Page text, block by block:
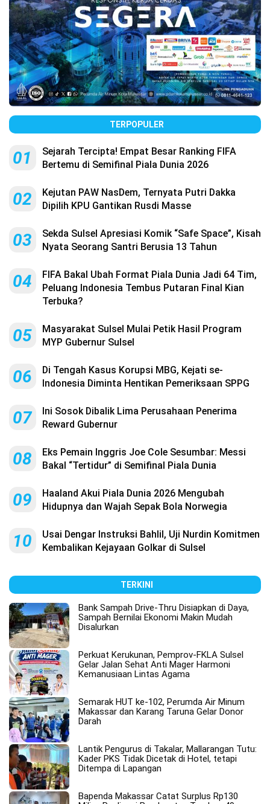
TERPOPULER
01
Sejarah Tercipta! Empat Besar Ranking FIFA
Bertemu di Semifinal Piala Dunia 2026
02
Kejutan PAW NasDem, Ternyata Putri Dakka
Dipilih KPU Gantikan Rusdi Masse
03
Sekda Sulsel Apresiasi Komik “Safe Space”, Kisah
Nyata Seorang Santri Berusia 13 Tahun
04
FIFA Bakal Ubah Format Piala Dunia Jadi 64 Tim,
Peluang Indonesia Tembus Putaran Final Kian
Terbuka?
05
Masyarakat Sulsel Mulai Petik Hasil Program
MYP Gubernur Sulsel
06
Di Tengah Kasus Korupsi MBG, Kejati se-
Indonesia Diminta Hentikan Pemeriksaan SPPG
07
Ini Sosok Dibalik Lima Perusahaan Penerima
Reward Gubernur
08
Eks Pemain Inggris Joe Cole Sesumbar: Messi
Bakal “Tertidur” di Semifinal Piala Dunia
09
Haaland Akui Piala Dunia 2026 Mengubah
Hidupnya dan Wajah Sepak Bola Norwegia
10
Usai Dengar Instruksi Bahlil, Uji Nurdin Komitmen
Kembalikan Kejayaan Golkar di Sulsel
TERKINI
Bank Sampah Drive-Thru Disiapkan di Daya,
Sampah Bernilai Ekonomi Makin Mudah
Disalurkan
Perkuat Kerukunan, Pemprov-FKLA Sulsel
Gelar Jalan Sehat Anti Mager Harmoni
Kemanusiaan Lintas Agama
Semarak HUT ke-102, Perumda Air Minum
Makassar dan Karang Taruna Gelar Donor
Darah
Lantik Pengurus di Takalar, Mallarangan Tutu:
Kader PKS Tidak Dicetak di Hotel, tetapi
Ditempa di Lapangan
Bapenda Makassar Catat Surplus Rp130